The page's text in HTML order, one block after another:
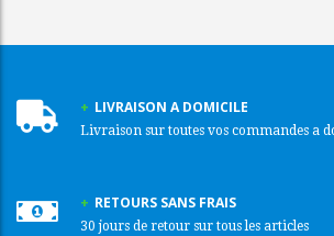
LIVRAISON A DOMICILE
Livraison sur toutes vos commandes a
RETOURS SANS FRAIS
30 jours de retour sur tous les articles